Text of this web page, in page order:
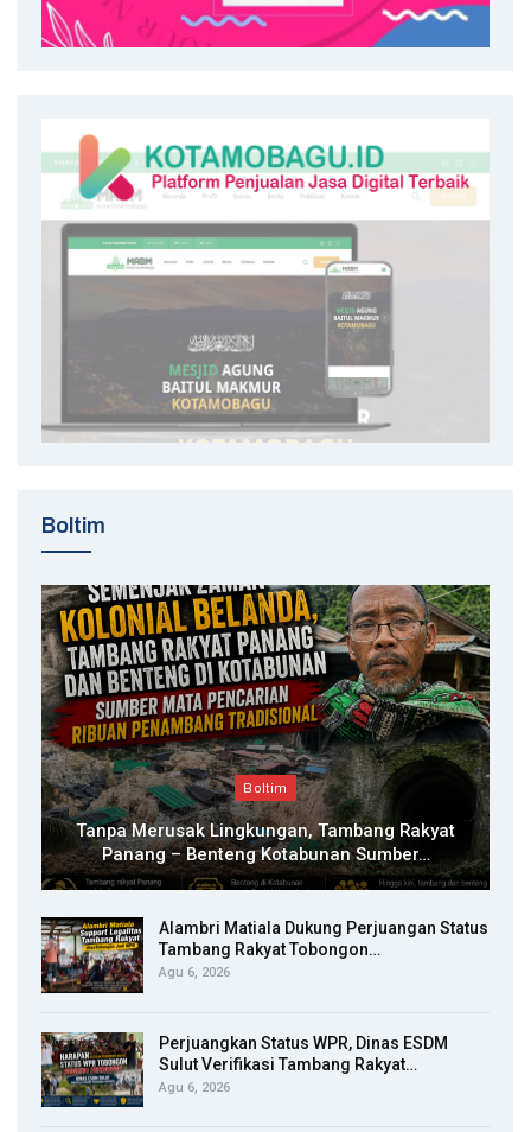
Boltim
Boltim
Tanpa Merusak Lingkungan, Tambang Rakyat
Panang – Benteng Kotabunan Sumber…
Alambri Matiala Dukung Perjuangan Status
Tambang Rakyat Tobongon…
Agu 6, 2026
Perjuangkan Status WPR, Dinas ESDM
Sulut Verifikasi Tambang Rakyat…
Agu 6, 2026